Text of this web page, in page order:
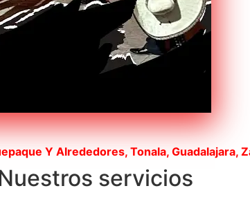
Y Alrededores, Tonala, Guadalajara,
servicios